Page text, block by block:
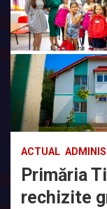
ACTUAL
Primăria
rechizite